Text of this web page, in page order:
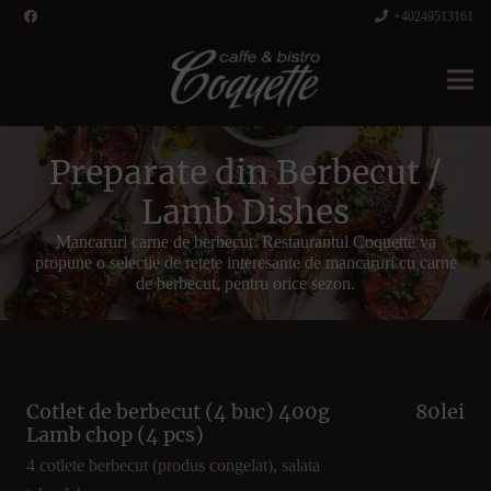
+40249513161
Preparate din Berbecut /
Lamb Dishes
Mancaruri carne de berbecut: Restaurantul Coquette va
propune o selectie de retete interesante de mancaruri cu carne
de berbecut, pentru orice sezon.
Cotlet de berbecut (4 buc) 400g
Lamb chop (4 pcs)
4 cotlete berbecut (produs congelat), salata
80lei